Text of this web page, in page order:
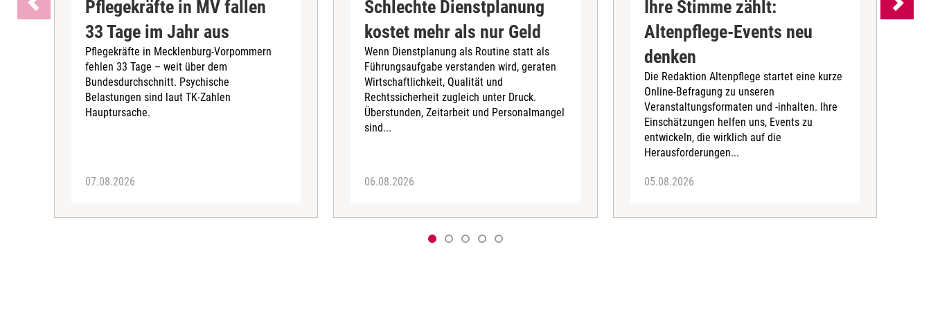
Pflegekräfte in MV fallen
33 Tage im Jahr aus
Pflegekräfte in Mecklenburg-Vorpommern
fehlen 33 Tage – weit über dem
Bundesdurchschnitt. Psychische
Belastungen sind laut TK-Zahlen
Hauptursache.
07.08.2026
Schlechte Dienstplanung
kostet mehr als nur Geld
Wenn Dienstplanung als Routine statt als
Führungsaufgabe verstanden wird, geraten
Wirtschaftlichkeit, Qualität und
Rechtssicherheit zugleich unter Druck.
Überstunden, Zeitarbeit und Personalmangel
sind...
06.08.2026
Ihre Stimme zählt:
Altenpflege-Events neu
denken
Die Redaktion Altenpflege startet eine kurze
Online-Befragung zu unseren
Veranstaltungsformaten und -inhalten. Ihre
Einschätzungen helfen uns, Events zu
entwickeln, die wirklich auf die
Herausforderungen...
05.08.2026